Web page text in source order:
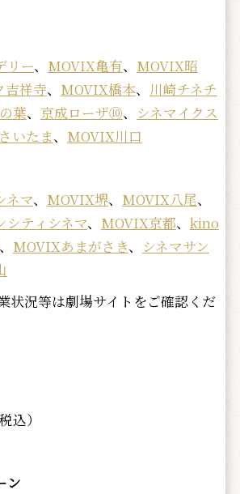
リー、 MOVIX亀有、 MOVIX昭
吉祥寺、 MOVIX橋本、 川崎チネチ
葉、 京成ローザ⑩、 シネマイクス
いたま、 MOVIX川口
ネマ、 MOVIX堺、 MOVIX八尾、
シティシネマ、 MOVIX京都、 kino
、 MOVIXあまがさき、 シネマサン
状況等は劇場サイトをご確認くだ
込）
ン